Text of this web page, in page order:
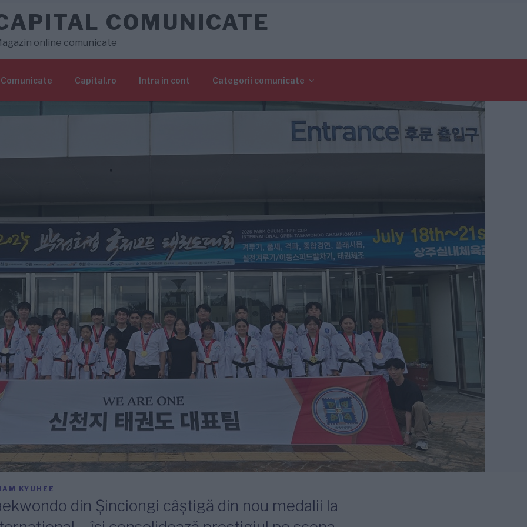
COMUNICATE
online comunicate
Comunicate Capital.ro Intra in cont Categorii comunicate
KYUHEE
din Șinciongi câștigă din nou medalii la